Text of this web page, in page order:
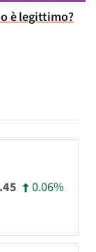
è legittimo?
0.06%